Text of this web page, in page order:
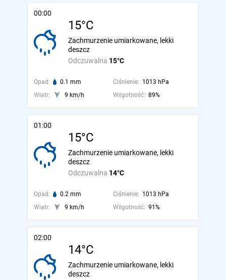
00:00
15°C
Odczuwalna 15°C
Zachmurzenie umiarkowane, lekki
deszcz
Opad: 0.1 mm Ciśnienie: 1013 hPa
Wiatr:
9 km/h Wilgotność: 89%
01:00
15°C
Odczuwalna 14°C
Zachmurzenie umiarkowane, lekki
deszcz
Opad: 0.2 mm Ciśnienie: 1013 hPa
Wiatr:
9 km/h Wilgotność: 91%
02:00
14°C
Zachmurzenie umiarkowane, lekki
deszcz